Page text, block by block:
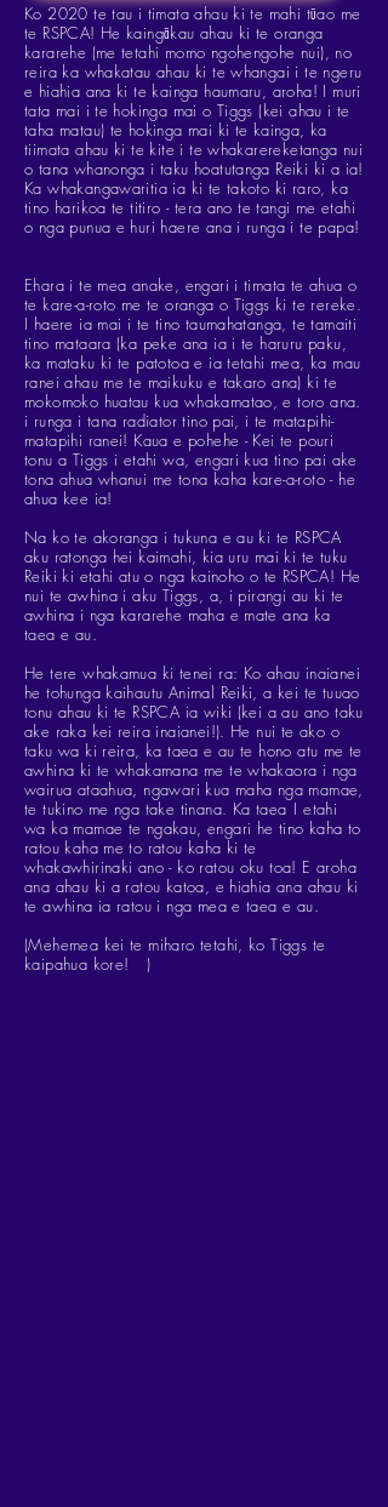
Ko 2020 te tau i timata ahau ki te mahi tūao me
te RSPCA! He kaingākau ahau ki te oranga
kararehe (me tetahi momo ngohengohe nui), no
reira ka whakatau ahau ki te whangai i te ngeru
e hiahia ana ki te kainga haumaru, aroha! I muri
tata mai i te hokinga mai o Tiggs (kei ahau i te
taha matau) te hokinga mai ki te kainga, ka
tiimata ahau ki te kite i te whakarereketanga nui
o tana whanonga i taku hoatutanga Reiki ki a ia!
Ka whakangawaritia ia ki te takoto ki raro, ka
tino harikoa te titiro - tera ano te tangi me etahi
o nga punua e huri haere ana i runga i te papa!
Ehara i te mea anake, engari i timata te ahua o
te kare-a-roto me te oranga o Tiggs ki te rereke.
I haere ia mai i te tino taumahatanga, te tamaiti
tino mataara (ka peke ana ia i te haruru paku,
ka mataku ki te patotoa e ia tetahi mea, ka mau
ranei ahau me te maikuku e takaro ana) ki te
mokomoko huatau kua whakamatao, e toro ana.
i runga i tana radiator tino pai, i te matapihi-
matapihi ranei! Kaua e pohehe - Kei te pouri
tonu a Tiggs i etahi wa, engari kua tino pai ake
tona ahua whanui me tona kaha kare-a-roto - he
ahua kee ia!
Na ko te akoranga i tukuna e au ki te RSPCA
aku ratonga hei kaimahi, kia uru mai ki te tuku
Reiki ki etahi atu o nga kainoho o te RSPCA! He
nui te awhina i aku Tiggs, a, i pirangi au ki te
awhina i nga kararehe maha e mate ana ka
taea e au.
He tere whakamua ki tenei ra: Ko ahau inaianei
he tohunga kaihautu Animal Reiki, a kei te tuuao
tonu ahau ki te RSPCA ia wiki (kei a au ano taku
ake raka kei reira inaianei!). He nui te ako o
taku wa ki reira, ka taea e au te hono atu me te
awhina ki te whakamana me te whakaora i nga
wairua ataahua, ngawari kua maha nga mamae,
te tukino me nga take tinana. Ka taea I etahi
wa ka mamae te ngakau, engari he tino kaha to
ratou kaha me to ratou kaha ki te
whakawhirinaki ano - ko ratou oku toa! E aroha
ana ahau ki a ratou katoa, e hiahia ana ahau ki
te awhina ia ratou i nga mea e taea e au.
(Mehemea kei te miharo tetahi, ko Tiggs te
kaipahua kore!
)